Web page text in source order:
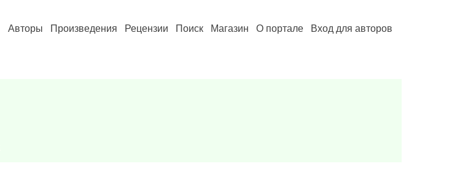
Авторы Произведения Рецензии Поиск Магазин О портале Вход для авторов